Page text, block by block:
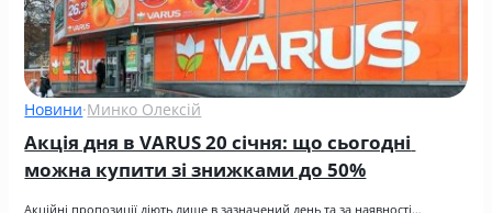
Новини·Минко Олексій
Акція дня в VARUS 20 січня: що сьогодні
можна купити зі знижками до 50%
Акційні пропозиції діють лише в зазначений день та за наявності…